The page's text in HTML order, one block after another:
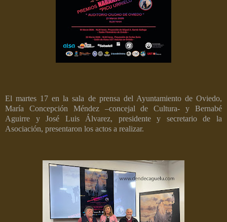
El martes 17 en la sala de prensa del Ayuntamiento de Oviedo,
María Concepción Méndez –concejal de Cultura- y Bernabé
Aguirre y José Luis Álvarez, presidente y secretario de la
Asociación, presentaron los actos a realizar.